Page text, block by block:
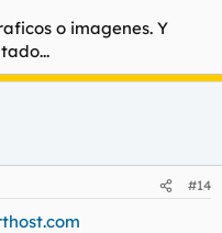
o imagenes. Y
#14